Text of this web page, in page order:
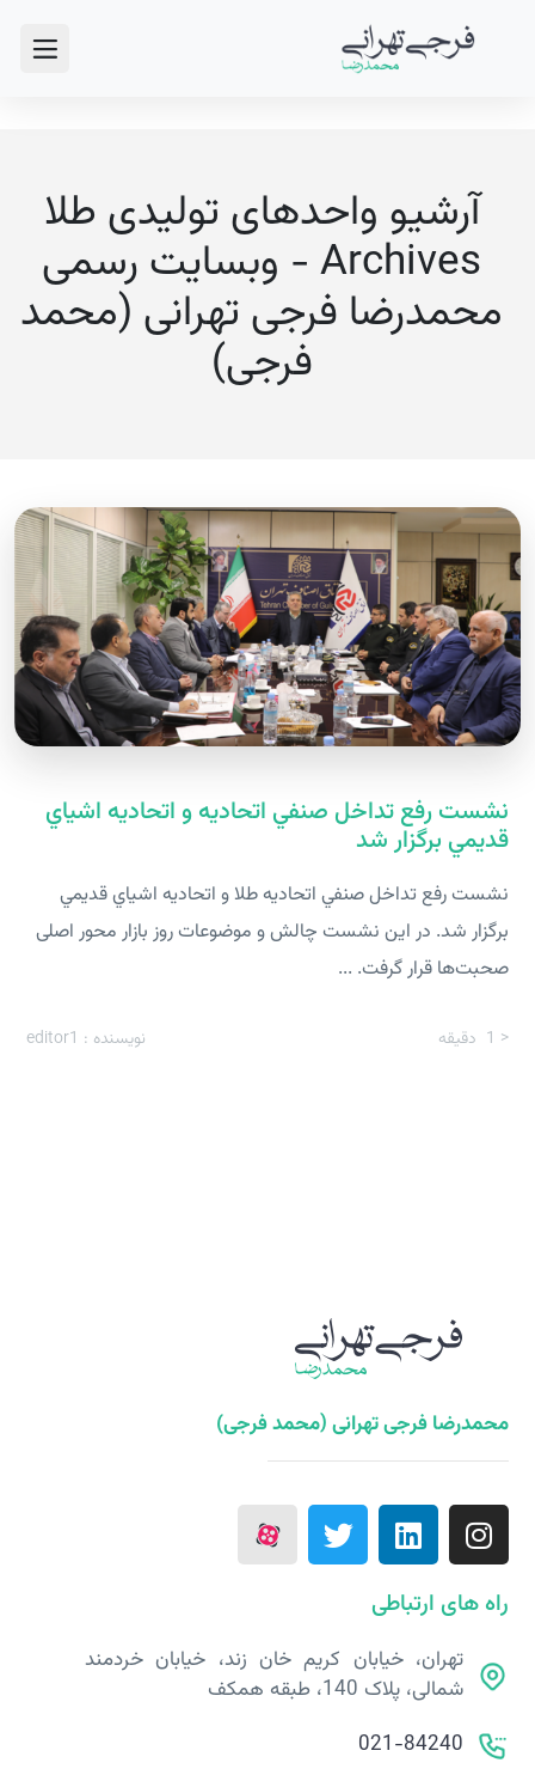
آرشیو واحدهای تولیدی طلا
Archives - وبسایت رسمی
محمدرضا فرجی تهرانی (محمد
فرجی)
نشست رفع تداخل صنفي اتحاديه و اتحاديه اشياي
قديمي برگزار شد
نشست رفع تداخل صنفي اتحاديه طلا و اتحاديه اشياي قديمي
برگزار شد. در این نشست چالش و موضوعات روز بازار محور اصلی
صحبت‌ها قرار گرفت. ...
< 1 دقیقه نویسنده : editor1
محمدرضا فرجی تهرانی (محمد فرجی)
راه های ارتباطی
تهران، خیابان کریم خان زند، خیابان خردمند
شمالی، پلاک 140، طبقه همکف
021-84240